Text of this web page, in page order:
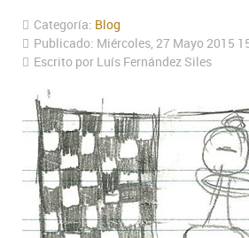
Categoría: Blog
Publicado: Miércoles, 27 Mayo 2015
Escrito por Luís Fernández Siles